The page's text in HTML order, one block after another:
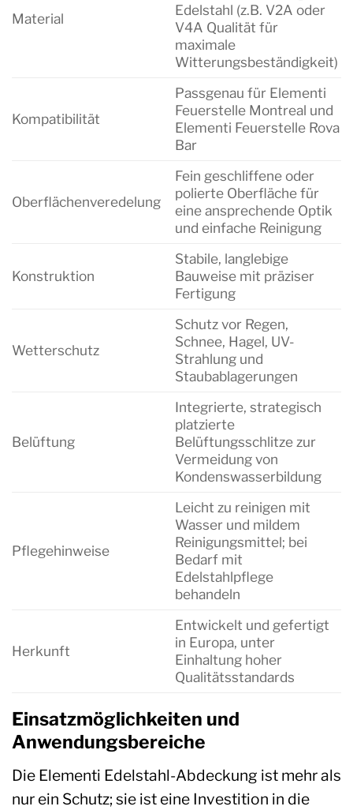
Material
Edelstahl (z.B. V2A oder
V4A Qualität für
maximale
Witterungsbeständigkeit)
Kompatibilität
Passgenau für Elementi
Feuerstelle Montreal und
Elementi Feuerstelle Rova
Bar
Oberflächenveredelung
Fein geschliffene oder
polierte Oberfläche für
eine ansprechende Optik
und einfache Reinigung
Konstruktion
Stabile, langlebige
Bauweise mit präziser
Fertigung
Wetterschutz
Schutz vor Regen,
Schnee, Hagel, UV-
Strahlung und
Staubablagerungen
Belüftung
Integrierte, strategisch
platzierte
Belüftungsschlitze zur
Vermeidung von
Kondenswasserbildung
Pflegehinweise
Leicht zu reinigen mit
Wasser und mildem
Reinigungsmittel; bei
Bedarf mit
Edelstahlpflege
behandeln
Herkunft
Entwickelt und gefertigt
in Europa, unter
Einhaltung hoher
Qualitätsstandards
Einsatzmöglichkeiten und
Anwendungsbereiche
Die Elementi Edelstahl-Abdeckung ist mehr als
nur ein Schutz; sie ist eine Investition in die